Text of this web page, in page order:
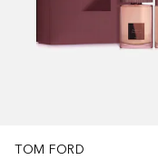
TOM FORD